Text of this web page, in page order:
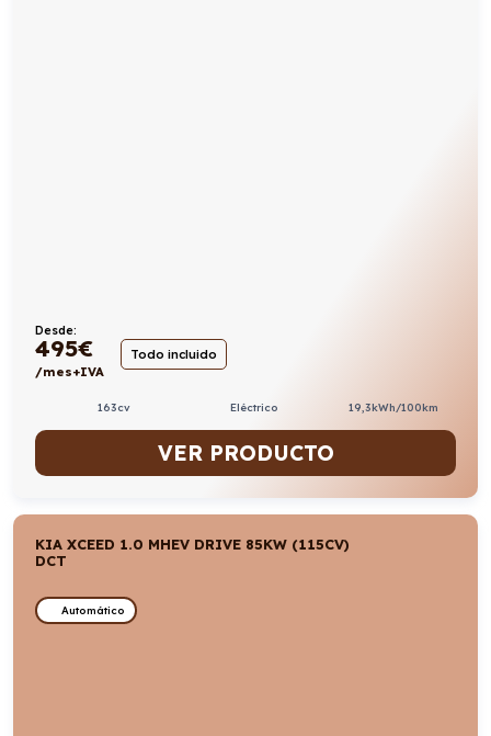
Desde:
495€
/mes+IVA
Todo incluido
163cv Eléctrico 19,3kWh/100km
VER PRODUCTO
KIA XCEED 1.0 MHEV DRIVE 85KW (115CV)
DCT
Automático